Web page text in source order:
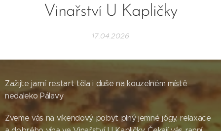
Vinařství U Kapličky
17.04.2026
Zažijte jarní restart těla i duše na kouzelném místě
nedaleko Pálavy.
Zveme vás na víkendový pobyt plný jemné jógy, relaxace